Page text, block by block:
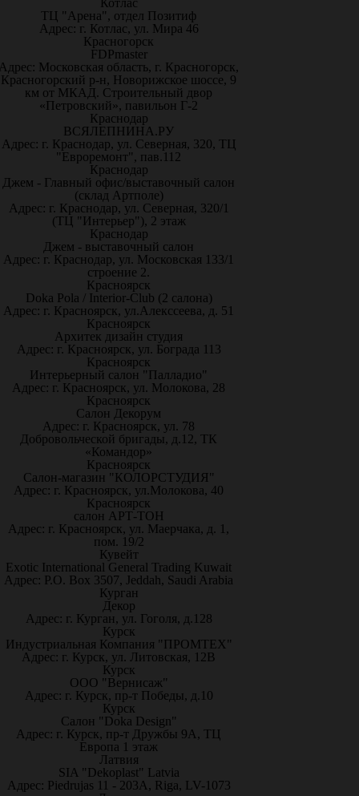
Котлас
ТЦ "Арена", отдел Позитиф
Адрес: г. Котлас, ул. Мира 46
Красногорск
FDPmaster
Московская область, г. Красногорск,
Красногорский р-н, Новорижское шоссе, 9
км от МКАД. Строительный двор
«Петровский», павильон Г-2
Краснодар
ВСЯЛЕПНИНА.РУ
Адрес: г. Краснодар, ул. Северная, 320, ТЦ
"Евроремонт", пав.112
Краснодар
Джем - Главный офис/выставочный салон
(склад Артполе)
Адрес: г. Краснодар, ул. Северная, 320/1
(ТЦ "Интерьер"), 2 этаж
Краснодар
Джем - выставочный салон
Адрес: г. Краснодар, ул. Московская 133/1
строение 2.
Красноярск
Doka Pola / Interior-Club (2 салона)
Адрес: г. Красноярск, ул.Алекссеева, д. 51
Красноярск
Архитек дизайн студия
Адрес: г. Красноярск, ул. Бограда 113
Красноярск
Интерьерный салон "Палладио"
Адрес: г. Красноярск, ул. Молокова, 28
Красноярск
Салон Декорум
Адрес: г. Красноярск, ул. 78
Добровольческой бригады, д.12, ТК
«Командор»
Красноярск
Салон-магазин "КОЛОРСТУДИЯ"
Адрес: г. Красноярск, ул.Молокова, 40
Красноярск
салон АРТ-ТОН
Адрес: г. Красноярск, ул. Маерчака, д. 1,
пом. 19/2
Кувейт
Exotic International General Trading Kuwait
Адрес: P.O. Box 3507, Jeddah, Saudi Arabia
Курган
Декор
Адрес: г. Курган, ул. Гоголя, д.128
Курск
Индустриальная Компания "ПРОМТЕХ"
Адрес: г. Курск, ул. Литовская, 12В
Курск
ООО "Вернисаж"
Адрес: г. Курск, пр-т Победы, д.10
Курск
Салон "Doka Design"
Адрес: г. Курск, пр-т Дружбы 9А, ТЦ
Европа 1 этаж
Латвия
SIA "Dekoplast" Latvia
Адрес: Piedrujas 11 - 203A, Riga, LV-1073